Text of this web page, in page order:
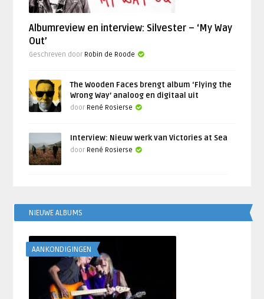
Albumreview en interview: Silvester – ‘My Way
Out’
Geschreven door Robin de Roode
The Wooden Faces brengt album ‘Flying the
Wrong Way’ analoog en digitaal uit
door René Rosierse
Interview: Nieuw werk van Victories at Sea
door René Rosierse
NIEUWE ALBUMS
AANKONDIGINGEN